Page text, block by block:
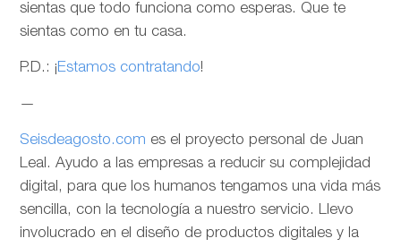
sientas que todo funciona como esperas. Que te
sientas como en tu casa.
P.D.: ¡Estamos contratando!
—
Seisdeagosto.com es el proyecto personal de Juan
Leal. Ayudo a las empresas a reducir su complejidad
digital, para que los humanos tengamos una vida más
sencilla, con la tecnología a nuestro servicio. Llevo
involucrado en el diseño de productos digitales y la